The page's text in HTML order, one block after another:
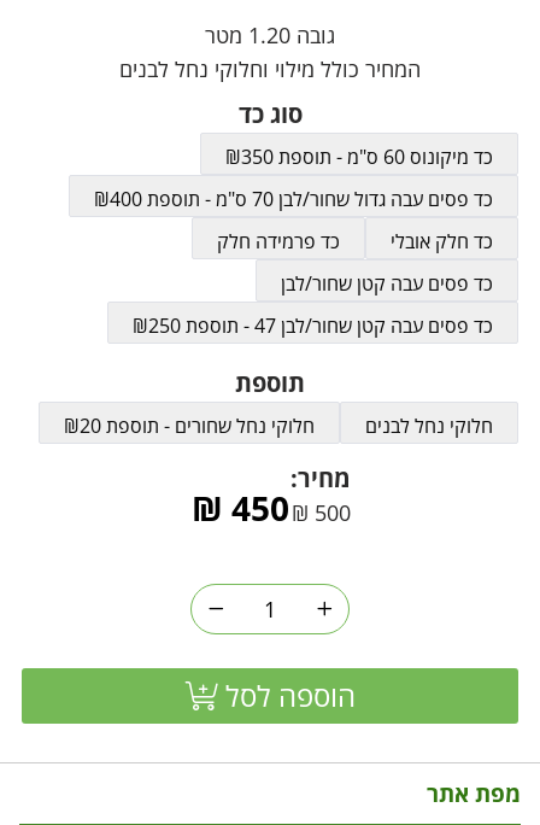
גובה 1.20 מטר
המחיר כולל מילוי וחלוקי נחל לבנים
סוג כד
כד מיקונוס 60 ס"מ - תוספת ₪350
כד פסים עבה גדול שחור/לבן 70 ס"מ - תוספת ₪400
כד חלק אובלי
כד פרמידה חלק
כד פסים עבה קטן שחור/לבן
כד פסים עבה קטן שחור/לבן 47 - תוספת ₪250
תוספת
חלוקי נחל לבנים חלוקי נחל שחורים - תוספת ₪20
מחיר:
500
₪
450
₪
הוספה לסל
מפת אתר